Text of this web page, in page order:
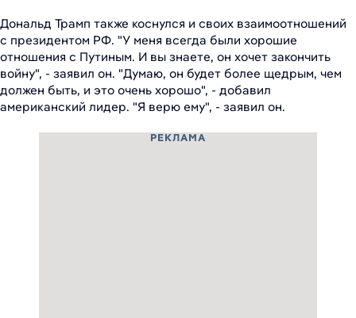
Дональд Трамп также коснулся и своих взаимоотношений
с президентом РФ. "У меня всегда были хорошие
отношения с Путиным. И вы знаете, он хочет закончить
войну", - заявил он. "Думаю, он будет более щедрым, чем
должен быть, и это очень хорошо", - добавил
американский лидер. "Я верю ему", - заявил он.
РЕКЛАМА